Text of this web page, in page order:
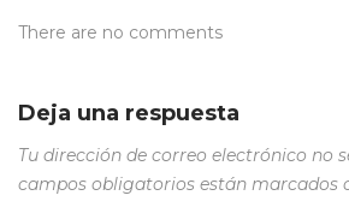
There are no comments
Deja una respuesta
Tu dirección de correo electrónico no
campos obligatorios están marcados